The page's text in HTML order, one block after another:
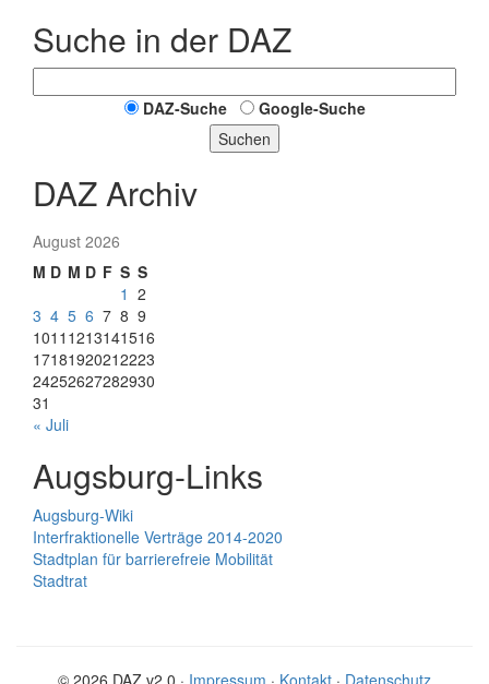
Suche in der DAZ
DAZ-Suche
Google-Suche
Suchen
DAZ Archiv
August 2026
M D M D F S S
1 2
3 4 5 6 7 8 9
1011 1213141516
17181920212223
24252627282930
31
« Juli
Augsburg-Links
Augsburg-Wiki
Interfraktionelle Verträge 2014-2020
Stadtplan für barrierefreie Mobilität
Stadtrat
© 2026 DAZ v2.0 · Impressum · Kontakt · Datenschutz